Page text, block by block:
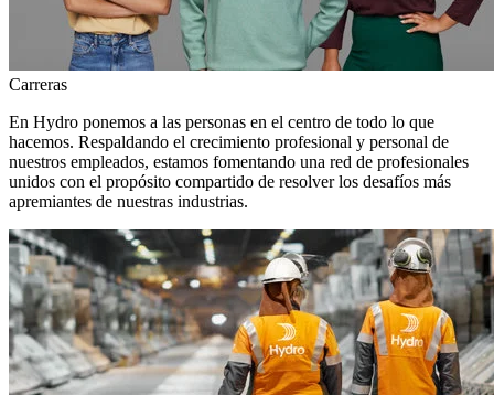
Carreras
En Hydro ponemos a las personas en el centro de todo lo que
hacemos. Respaldando el crecimiento profesional y personal de
nuestros empleados, estamos fomentando una red de profesionales
unidos con el propósito compartido de resolver los desafíos más
apremiantes de nuestras industrias.